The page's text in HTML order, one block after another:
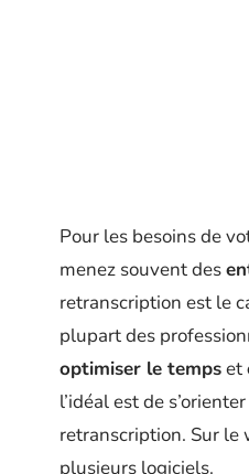
Pour les besoins de
menez souvent des
retranscription est le
plupart des
optimiser le tempset
l’idéal est de
retranscription. Sur le
plusieurs logiciels.